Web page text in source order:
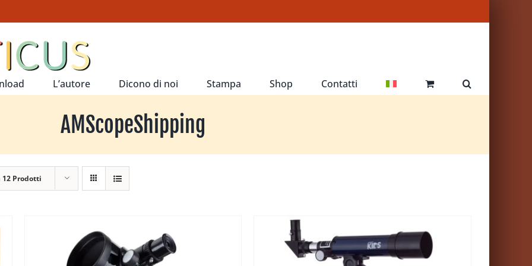
L’autore Dicono di noi Stampa Shop Contatti
AMScopeShipping
12 Prodotti